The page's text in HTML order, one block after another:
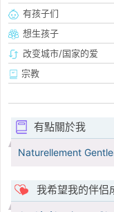
有孩子们
想生孩子
改变城市/国家的爱
宗教
有點關於我
Naturellement
我希望我的伴侣